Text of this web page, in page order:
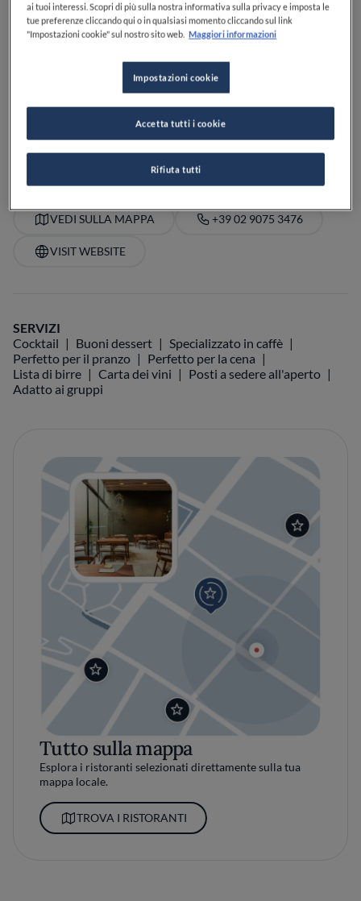
0 0 0 0 0
Via Roma, 220079BasiglioMIItalia
PREZZO
VEDI SULLA MAPPA +39 02 9075 3476
VISIT WEBSITE
SERVIZI
Cocktail
Buoni dessert
Specializzato in caffè
Perfetto per il pranzo
Perfetto per la cena
Lista di birre
Carta dei vini
Posti a sedere all'aperto
Adatto ai gruppi
Tutto sulla mappa
Esplora i ristoranti selezionati direttamente sulla tua
mappa locale.
TROVA I RISTORANTI
ai tuoi interessi. Scopri di più sulla nostra informativa sulla privacy e imposta le
tue preferenze cliccando qui o in qualsiasi momento cliccando sul link
"Impostazioni cookie" sul nostro sito web. Maggiori informazioni
Impostazioni cookie
Rifiuta tutti
Accetta tutti i cookie